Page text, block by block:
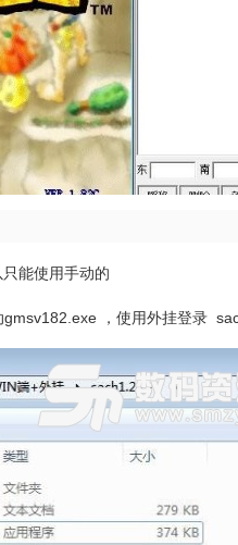
能使用手动的
，使用外挂登录